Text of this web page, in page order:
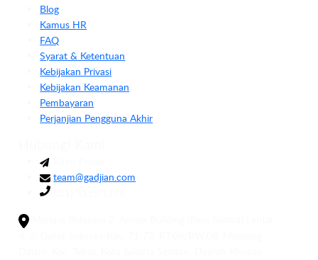
Blog
Kamus HR
FAQ
Syarat & Ketentuan
Kebijakan Privasi
Kebijakan Keamanan
Pembayaran
Perjanjian Pengguna Akhir
team@gadjian.com